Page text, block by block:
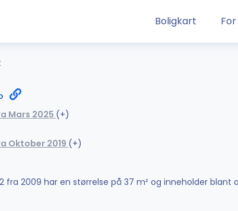
Boligkart
Mars 2025 (+)
Oktober 2019 (+)
fra 2009 har en størrelse på 37 m² og inneholder